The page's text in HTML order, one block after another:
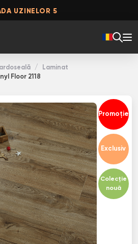
UZINELOR 5
Laminat
Floor 2118
Promoție
Exclusiv
Colecție
nouă